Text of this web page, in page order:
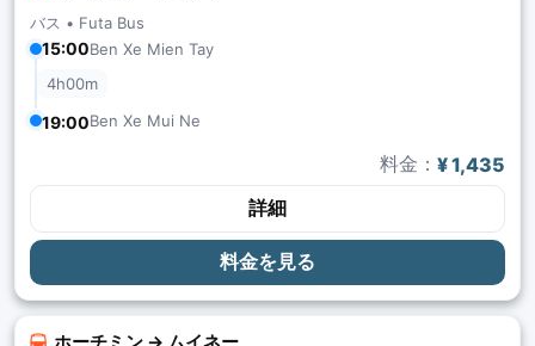
バス • Futa Bus
15:00Ben Xe Mien Tay
4h00m
19:00Ben Xe Mui Ne
料金： ¥ 1,435
詳細
料金を見る